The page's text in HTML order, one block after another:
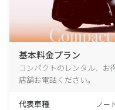
基本料金プラン
コンパクトのレンタル、お
店舗お電話ください。
代表車種 ノー